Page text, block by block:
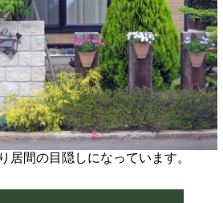
居間の目隠しになっています。